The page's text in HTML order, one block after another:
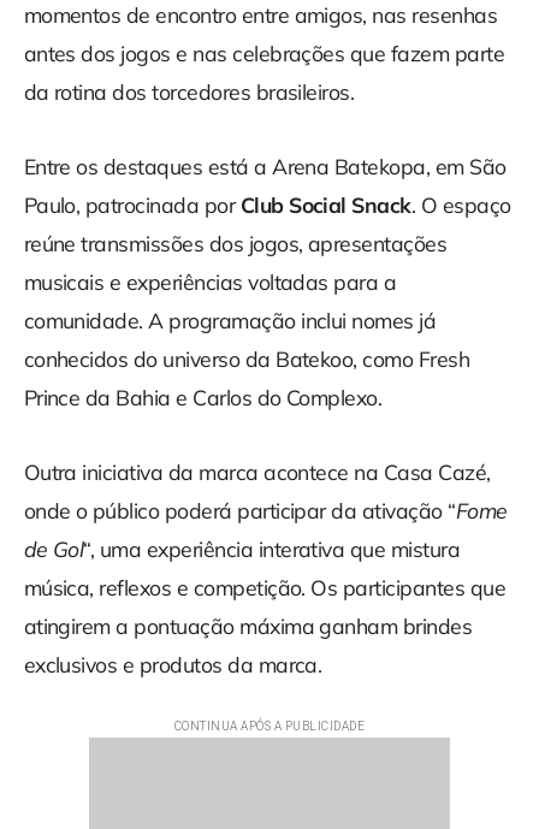
momentos de encontro entre amigos, nas resenhas
antes dos jogos e nas celebrações que fazem parte
da rotina dos torcedores brasileiros.
Entre os destaques está a Arena Batekopa, em São
Paulo, patrocinada porClub Social Snack. O espaço
reúne transmissões dos jogos, apresentações
musicais e experiências voltadas para a
comunidade. A programação inclui nomes já
conhecidos do universo da Batekoo, como Fresh
Prince da Bahia e Carlos do Complexo.
Outra iniciativa da marca acontece na Casa Cazé,
onde o público poderá participar da ativação “Fome
de Gol“, uma experiência interativa que mistura
música, reflexos e competição. Os participantes que
atingirem a pontuação máxima ganham brindes
exclusivos e produtos da marca.